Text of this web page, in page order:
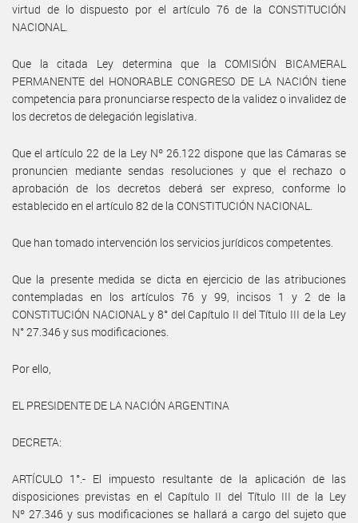
virtud de lo dispuesto por el artículo 76 de la CONSTITUCIÓN
NACIONAL.
Que la citada Ley determina que la COMISIÓN BICAMERAL
PERMANENTE del HONORABLE CONGRESO DE LA NACIÓN tiene
competencia para pronunciarse respecto de la validez o invalidez de
los decretos de delegación legislativa.
Que el artículo 22 de la Ley Nº 26.122 dispone que las Cámaras se
pronuncien mediante sendas resoluciones y que el rechazo o
aprobación de los decretos deberá ser expreso, conforme lo
establecido en el artículo 82 de la CONSTITUCIÓN NACIONAL.
Que han tomado intervención los servicios jurídicos competentes.
Que la presente medida se dicta en ejercicio de las atribuciones
contempladas en los artículos 76 y 99, incisos 1 y 2 de la
CONSTITUCIÓN NACIONAL y 8° del Capítulo II del Título III de la Ley
N° 27.346 y sus modificaciones.
Por ello,
EL PRESIDENTE DE LA NACIÓN ARGENTINA
DECRETA:
ARTÍCULO 1°.- El impuesto resultante de la aplicación de las
disposiciones previstas en el Capítulo II del Título III de la Ley
Nº 27.346 y sus modificaciones se hallará a cargo del sujeto que